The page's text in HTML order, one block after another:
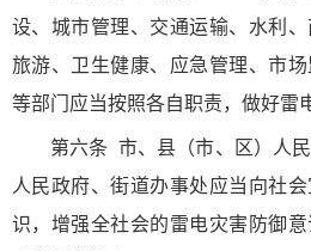
设、城市管理、交通运输、水利
旅游、卫生健康、应急管理、市
等部门应当按照各自职责，做好雷
第六条 市、县（市、区）人
人民政府、街道办事处应当向社
识，增强全社会的雷电灾害防御